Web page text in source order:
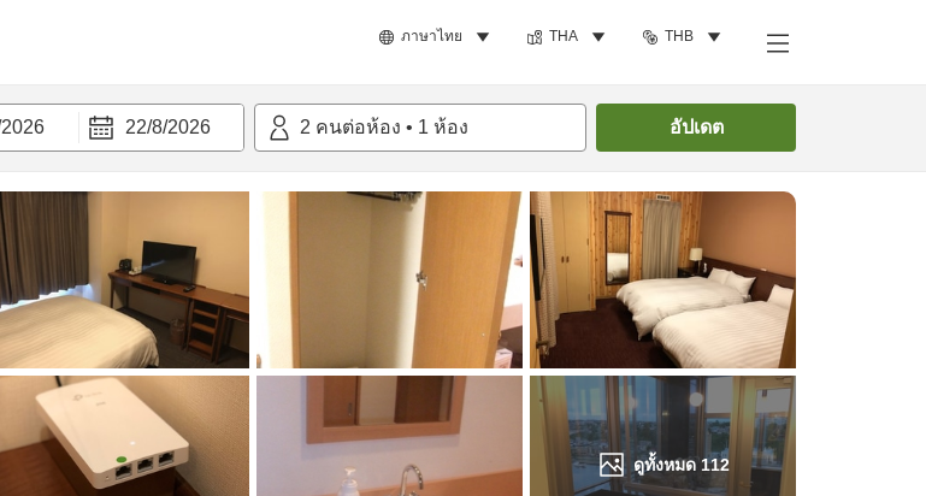
ภาษาไทย THA THB
22/8/2026 2 คนต่อห้อง • 1 ห้อง อัปเดต
ดูทั้งหมด112
ค้นหาห้องพัก